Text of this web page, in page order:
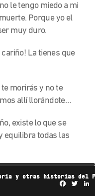
y otras historias del
le tengo miedo a mi
Porque yo el
muy duro.
cariño! La tienes que
morirás y no te
allí llorándote…
existe lo que se
equilibra todas las